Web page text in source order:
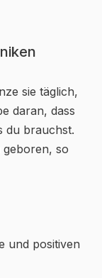
sie täglich,
daran, dass
du brauchst.
geboren, so
und positiven